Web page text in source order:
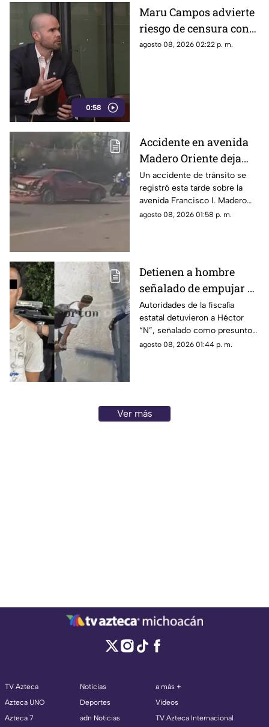
0:58
Maru Campos advierte
riesgo de censura con
nuevos lineamientos
agosto 08, 2026 02:22 p. m.
Accidente en avenida
Madero Oriente deja
daños materiales en
Morelia
Un accidente de tránsito se
registró esta tarde sobre la
avenida Francisco I. Madero
Oriente, en Morelia, a la altura
agosto 08, 2026 01:58 p. m.
Detienen a hombre
señalado de empujar a
adulto mayor que
murió arrollado por
tráiler
Autoridades de la fiscalía
estatal detuvieron a Héctor
“N”, señalado como presunto
responsable de empujar a un
agosto 08, 2026 01:44 p. m.
Ver más
TV Azteca
Azteca UNO
Azteca 7
Noticias
Deportes
adn Noticias
a más +
Videos
TV Azteca Internacional